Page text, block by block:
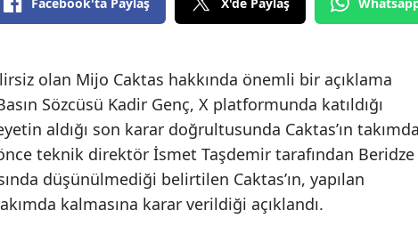
Erzincan
Gaziantep
Giresun
Gümüşhane
olan Mijo Caktas hakkında önemli bir açıklama
Sözcüsü Kadir Genç, X platformunda katıldığı
aldığı son karar doğrultusunda Caktas’ın takımda
teknik direktör İsmet Taşdemir tarafından Beridze
düşünülmediği belirtilen Caktas’ın, yapılan
kalmasına karar verildiği açıklandı.